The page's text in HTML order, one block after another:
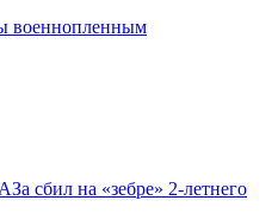
военнопленным
сбил на «зебре» 2-летнего